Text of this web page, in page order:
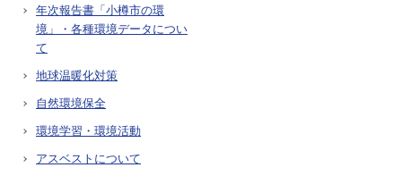
年次報告書「小樽市の環
境」・各種環境データについ
て
地球温暖化対策
自然環境保全
環境学習・環境活動
アスベストについて